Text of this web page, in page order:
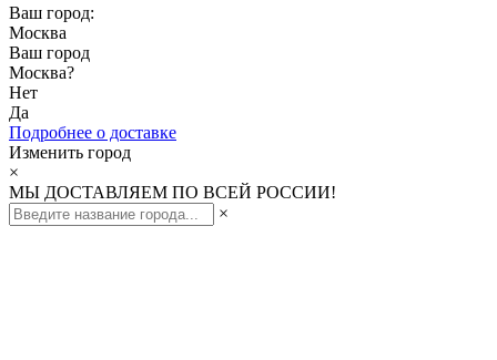
Ваш город:
Москва
Ваш город
Москва?
Нет
Да
Подробнее о доставке
Изменить город
×
МЫ ДОСТАВЛЯЕМ ПО ВСЕЙ РОССИИ!
×